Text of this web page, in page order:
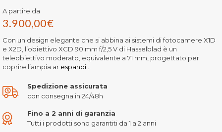
A partire da
3.900,00€
Con un design elegante che si abbina ai sistemi di fotocamere X1D
e X2D, l’obiettivo XCD 90 mm f/2,5 V di Hasselblad è un
teleobiettivo moderato, equivalente a 71 mm, progettato per
coprire l’ampia ar espandi...
Spedizione assicurata
con consegna in 24/48h
Fino a 2 anni di garanzia
Tutti i prodotti sono garantiti da 1 a 2 anni